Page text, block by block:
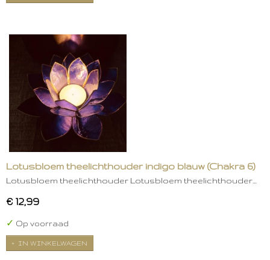
Lotusbloem theelichthouder indigo blauw (Chakra 6)
Lotusbloem theelichthouder Lotusbloem theelichthouder…
€ 12,99
✓ Op voorraad
IN WINKELWAGEN